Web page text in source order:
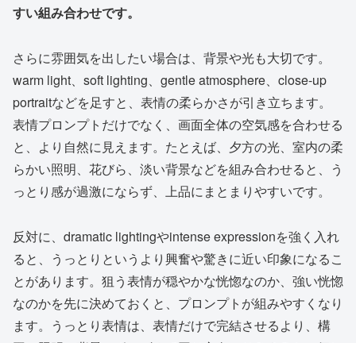
すい組み合わせです。
さらに雰囲気を出したい場合は、背景や光も大切です。
warm light、soft lighting、gentle atmosphere、close-up
portraitなどを足すと、表情の柔らかさが引き立ちます。
表情プロンプトだけでなく、画面全体の空気感を合わせる
と、より自然に見えます。たとえば、夕方の光、室内の柔
らかい照明、花びら、淡い背景などを組み合わせると、う
っとり感が過激にならず、上品にまとまりやすいです。
反対に、dramatic lightingやintense expressionを強く入れ
ると、うっとりというより興奮や驚きに近い印象になるこ
とがあります。狙う表情が穏やかな恍惚なのか、強い恍惚
なのかを先に決めておくと、プロンプトが組みやすくなり
ます。うっとり表情は、表情だけで完結させるより、構